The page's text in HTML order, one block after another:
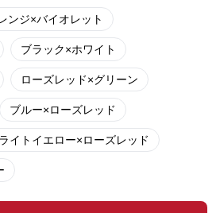
ンジ×バイオレット
ブラック×ホワイト
ローズレッド×グリーン
ブルー×ローズレッド
ライトイエロー×ローズレッド